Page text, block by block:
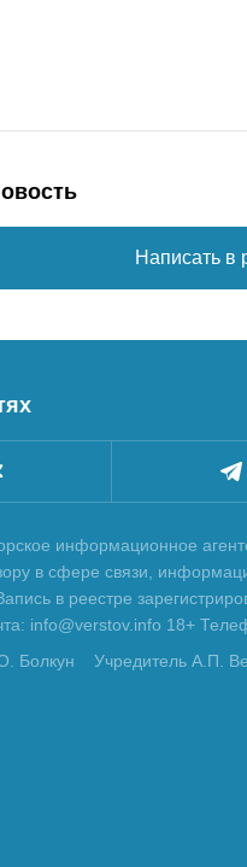
Написать в
информационное
в сфере связи,
в реестре
info@verstov.info 18+
Болкун
Учредитель А.П.